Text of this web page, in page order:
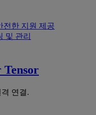
전한 지원 제공
및 관리
Tensor
연결.